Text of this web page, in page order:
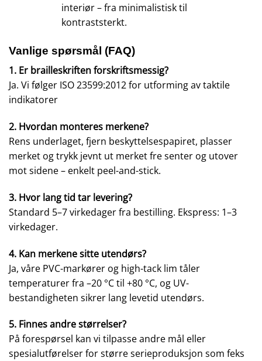
interiør – fra minimalistisk til
kontraststerkt.
Vanlige spørsmål (FAQ)
1. Er brailleskriften forskriftsmessig?
Ja. Vi følger ISO 23599:2012 for utforming av taktile
indikatorer
2. Hvordan monteres merkene?
Rens underlaget, fjern beskyttelsespapiret, plasser
merket og trykk jevnt ut merket fre senter og utover
mot sidene – enkelt peel-and-stick.
3. Hvor lang tid tar levering?
Standard 5–7 virkedager fra bestilling. Ekspress: 1–3
virkedager.
4. Kan merkene sitte utendørs?
Ja, våre PVC-markører og high-tack lim tåler
temperaturer fra –20 °C til +80 °C, og UV-
bestandigheten sikrer lang levetid utendørs.
5. Finnes andre størrelser?
På forespørsel kan vi tilpasse andre mål eller
spesialutførelser for større serieproduksjon som feks